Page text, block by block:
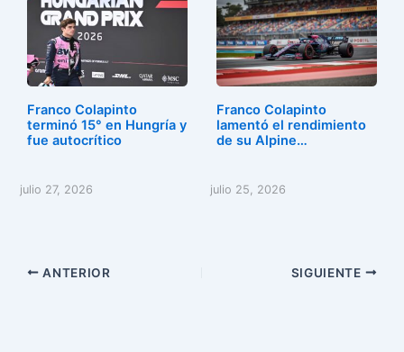
Franco Colapinto
terminó 15° en Hungría y
fue autocrítico
julio 27, 2026
Franco Colapinto
lamentó el rendimiento
de su Alpine…
julio 25, 2026
ANTERIOR SIGUIENTE